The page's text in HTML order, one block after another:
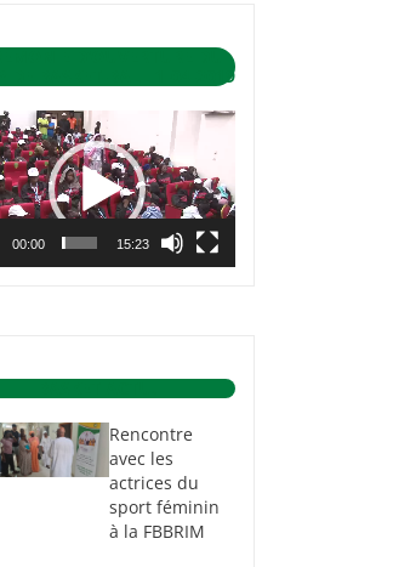
DE BASKET-BALL 1-04-2019
00:00 15:23
Rencontre
avec les
actrices du
sport féminin
à la FBBRIM